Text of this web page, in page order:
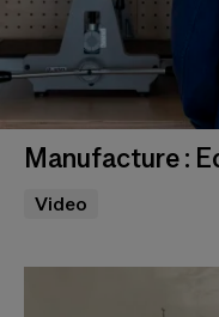
Photo © Marc Domage
Manufacture :
Video